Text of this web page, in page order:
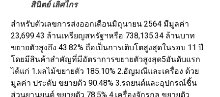
สินิตย์ เลิศไกร
สำหรับตัวเลขการส่งออกเดือนมิถุนายน 2564 มีมูลค่า
23,699.43 ล้านเหรียญสหรัฐฯหรือ 738,135.34 ล้านบาท
ขยายตัวสูงถึง 43.82% ถือเป็นการเติบโตสูงสุดในรอบ 11 ปี
โดยมีสินค้าสำคัญที่มีอัตราการขยายตัวสูงสุด5อันดับแรก
ได้แก่ 1.ผลไม้ขยายตัว 185.10% 2.อัญมณีและเครื่อง ด้วย
มูลค่า ประดับ ขยายตัว 90.48% 3.รถยนต์และอุปกรณ์ชิ้น
ส่วนยานยนต์ ขยายตัว 78.5% 4.เครื่องจักรกล ขยายตัว